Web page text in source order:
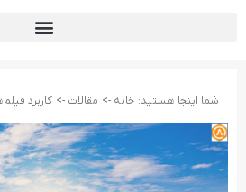
شما اینجا هستید: خانه -> مقالات -> کاربرد